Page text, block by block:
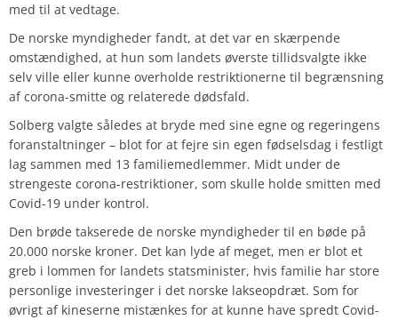
med til at vedtage.
De norske myndigheder fandt, at det var en skærpende
omstændighed, at hun som landets øverste tillidsvalgte ikke
selv ville eller kunne overholde restriktionerne til begrænsning
af corona-smitte og relaterede dødsfald.
Solberg valgte således at bryde med sine egne og regeringens
foranstaltninger – blot for at fejre sin egen fødselsdag i festligt
lag sammen med 13 familiemedlemmer. Midt under de
strengeste corona-restriktioner, som skulle holde smitten med
Covid-19 under kontrol.
Den brøde takserede de norske myndigheder til en bøde på
20.000 norske kroner. Det kan lyde af meget, men er blot et
greb i lommen for landets statsminister, hvis familie har store
personlige investeringer i det norske lakseopdræt. Som for
øvrigt af kineserne mistænkes for at kunne have spredt Covid-